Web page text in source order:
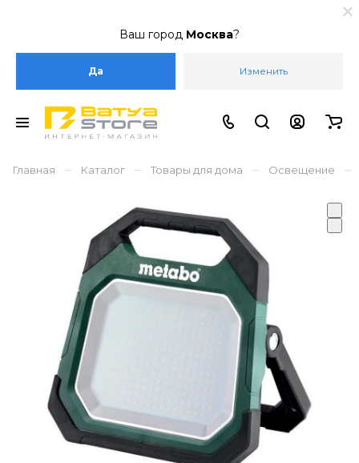
Ваш город Москва?
Да Изменить
Главная – Каталог – Товары для дома – Освещение –